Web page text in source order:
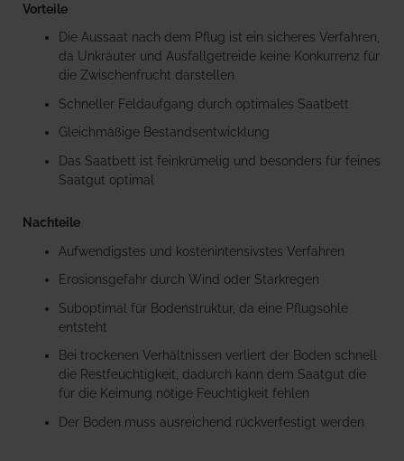
Vorteile
Die Aussaat nach dem Pflug ist ein sicheres Verfahren,
da Unkräuter und Ausfallgetreide keine Konkurrenz für
die Zwischenfrucht darstellen
Schneller Feldaufgang durch optimales Saatbett
Gleichmäßige Bestandsentwicklung
Das Saatbett ist feinkrümelig und besonders für feines
Saatgut optimal
Nachteile
Aufwendigstes und kostenintensivstes Verfahren
Erosionsgefahr durch Wind oder Starkregen
Suboptimal für Bodenstruktur, da eine Pflugsohle
entsteht
Bei trockenen Verhältnissen verliert der Boden schnell
die Restfeuchtigkeit, dadurch kann dem Saatgut die
für die Keimung nötige Feuchtigkeit fehlen
Der Boden muss ausreichend rückverfestigt werden